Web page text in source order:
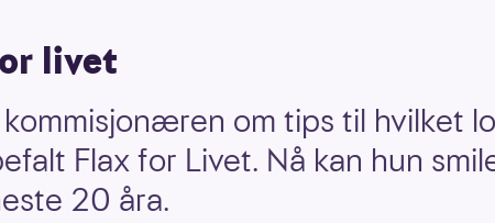
livet
om tips til hvilket
Flax for Livet. Nå kan hun
20 åra.